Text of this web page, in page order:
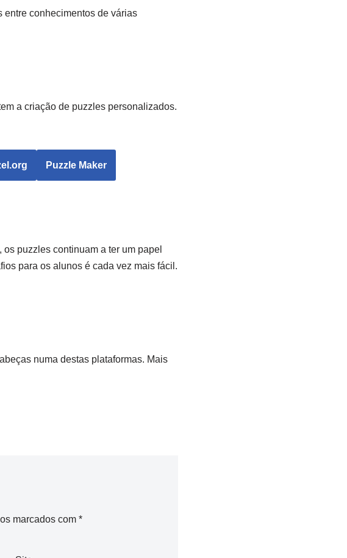
entre conhecimentos de várias
a criação de puzzles personalizados.
Puzzle Maker
puzzles continuam a ter um papel
para os alunos é cada vez mais fácil.
numa destas plataformas. Mais
marcados com *